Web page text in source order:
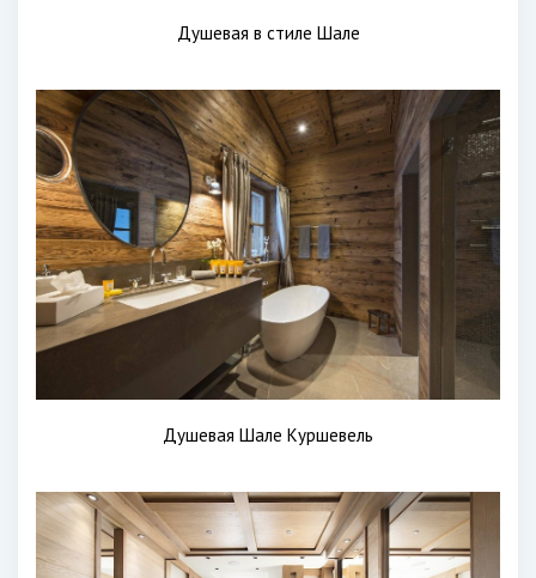
Душевая в стиле Шале
Душевая Шале Куршевель